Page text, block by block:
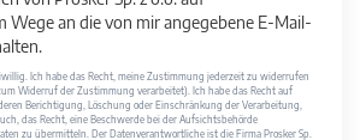
Wege an die von mir angegebene E-Mail-
Ich habe das Recht, meine Zustimmung jederzeit zu widerrufen
Widerruf der Zustimmung verarbeitet). Ich habe das Recht auf
Berichtigung, Löschung oder Einschränkung der Verarbeitung,
das Recht, eine Beschwerde bei der Aufsichtsbehörde
zu übermitteln. Der Datenverantwortliche ist die Firma Prosker Sp.